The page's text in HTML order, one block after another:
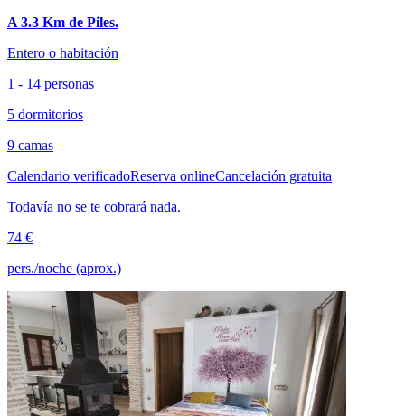
A 3.3 Km de Piles.
Entero o habitación
1 - 14 personas
5 dormitorios
9 camas
Calendario verificadoReserva onlineCancelación gratuita
Todavía no se te cobrará nada.
74 €
pers./noche (aprox.)